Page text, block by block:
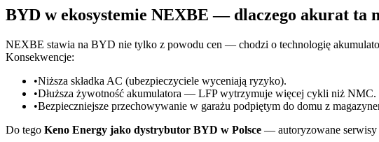
BYD w ekosystemie NEXBE — dlaczego akurat ta
NEXBE stawia na BYD nie tylko z powodu cen — chodzi o technologię
Konsekwencje:
•Niższa składka AC (ubezpieczyciele wyceniają ryzyko).
•Dłuższa żywotność akumulatora — LFP wytrzymuje więcej cykli niż NMC.
•Bezpieczniejsze przechowywanie w garażu podpiętym do domu z
Do tego Keno Energy jako dystrybutor BYD w Polsce — autoryzowane serwisy